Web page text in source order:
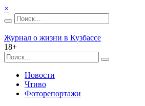
×
Журнал о жизни в Кузбассе
18+
Новости
Чтиво
Фоторепортажи